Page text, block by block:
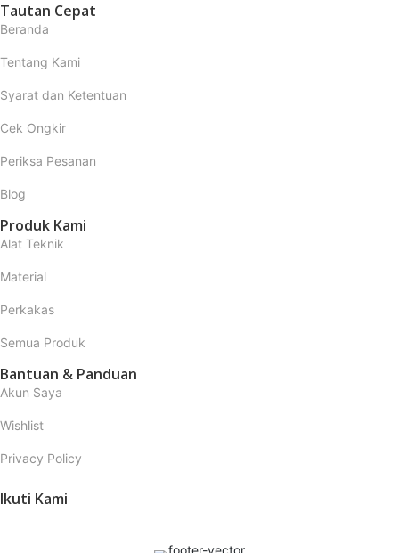
Tautan Cepat
Beranda
Tentang Kami
Syarat dan Ketentuan
Cek Ongkir
Periksa Pesanan
Blog
Produk Kami
Alat Teknik
Material
Perkakas
Semua Produk
Bantuan & Panduan
Akun Saya
Wishlist
Privacy Policy
Ikuti Kami